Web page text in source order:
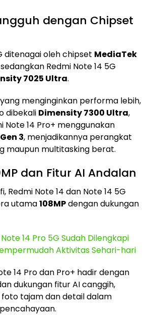
dengan Chipset
ditenagai oleh chipset MediaTek
Redmi Note 14 5G
7025 Ultra.
menginginkan performa lebih,
dibekali Dimensity 7300 Ultra,
Note 14 Pro+ menggunakan
3, menjadikannya perangkat
maupun multitasking berat.
dan Fitur AI Andalan
Redmi Note 14 dan Note 14 5G
utama108MPdengan dukungan
14 Pro 5G Sudah Dilengkapi
Aktivitas Sehari-hari
14 Pro dan Pro+ hadir dengan
dukungan fitur AI canggih,
foto tajam dan detail dalam